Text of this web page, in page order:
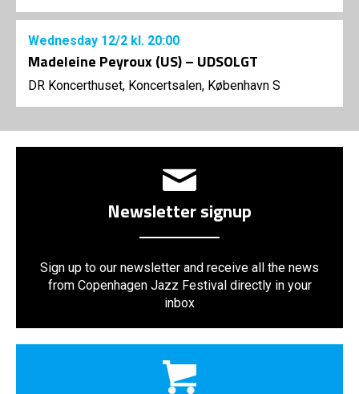
Wednesday 12/2 kl. 20:00
Madeleine Peyroux (US) – UDSOLGT
DR Koncerthuset, Koncertsalen, København S
Newsletter signup
Sign up to our newsletter and receive all the news
from Copenhagen Jazz Festival directly in your
inbox